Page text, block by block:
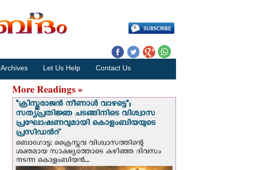
Archives Let Us Help Contact Us
More Readings »
"ക്രിസ്തുരാജന്‍ നീണാള്‍ വാഴട്ടെ";
സത്യപ്രതിജ്ഞ ചടങ്ങിനിടെ വിശ്വാസ
പ്രഘോഷണവുമായി കൊളംബിയയുടെ
പ്രസിഡന്‍റ്
ബൊഗോട്ട: ക്രൈസ്തവ വിശ്വാസത്തിന്റെ
ശക്തമായ സാക്ഷ്യത്തോടെ കഴിഞ്ഞ ദിവസം
നടന്ന കൊളംബിയന്‍...